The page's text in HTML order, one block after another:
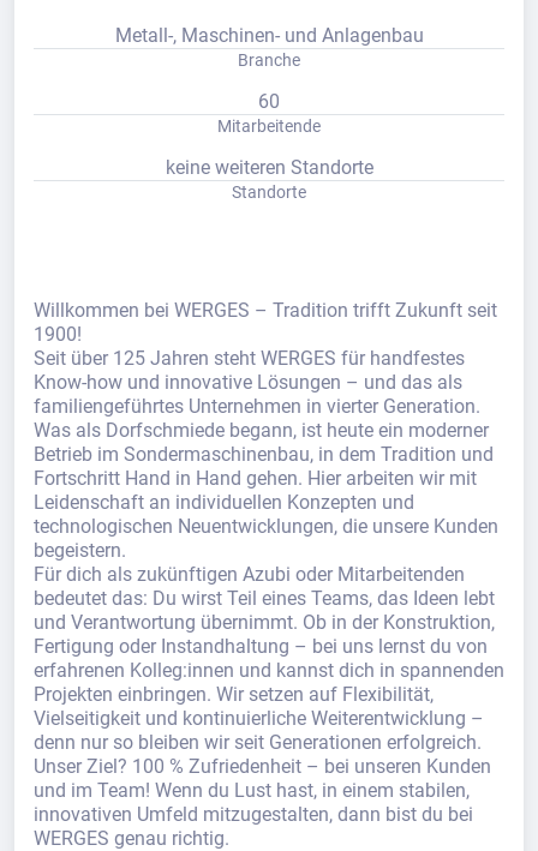
Metall-, Maschinen- und Anlagenbau
Branche
60
Mitarbeitende
keine weiteren Standorte
Standorte
Willkommen bei WERGES – Tradition trifft Zukunft seit
1900!
Seit über 125 Jahren steht WERGES für handfestes
Know-how und innovative Lösungen – und das als
familiengeführtes Unternehmen in vierter Generation.
Was als Dorfschmiede begann, ist heute ein moderner
Betrieb im Sondermaschinenbau, in dem Tradition und
Fortschritt Hand in Hand gehen. Hier arbeiten wir mit
Leidenschaft an individuellen Konzepten und
technologischen Neuentwicklungen, die unsere Kunden
begeistern.
Für dich als zukünftigen Azubi oder Mitarbeitenden
bedeutet das: Du wirst Teil eines Teams, das Ideen lebt
und Verantwortung übernimmt. Ob in der Konstruktion,
Fertigung oder Instandhaltung – bei uns lernst du von
erfahrenen Kolleg:innen und kannst dich in spannenden
Projekten einbringen. Wir setzen auf Flexibilität,
Vielseitigkeit und kontinuierliche Weiterentwicklung –
denn nur so bleiben wir seit Generationen erfolgreich.
Unser Ziel? 100 % Zufriedenheit – bei unseren Kunden
und im Team! Wenn du Lust hast, in einem stabilen,
innovativen Umfeld mitzugestalten, dann bist du bei
WERGES genau richtig.